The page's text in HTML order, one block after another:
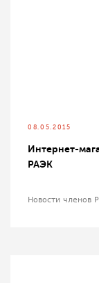
08.05.2015
Интернет-
РАЭК
Новости членов